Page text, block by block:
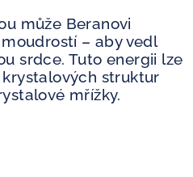
může Beranovi
– aby vedl
srdce. Tuto energii lze
struktur
mřížky.